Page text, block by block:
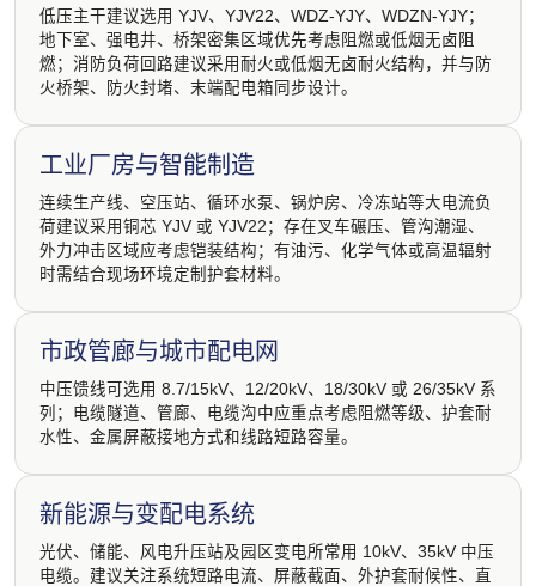
低压主干建议选用 YJV、YJV22、WDZ-YJY、WDZN-YJY；
地下室、强电井、桥架密集区域优先考虑阻燃或低烟无卤阻
燃；消防负荷回路建议采用耐火或低烟无卤耐火结构，并与防
火桥架、防火封堵、末端配电箱同步设计。
工业厂房与智能制造
连续生产线、空压站、循环水泵、锅炉房、冷冻站等大电流负
荷建议采用铜芯 YJV 或 YJV22；存在叉车碾压、管沟潮湿、
外力冲击区域应考虑铠装结构；有油污、化学气体或高温辐射
时需结合现场环境定制护套材料。
市政管廊与城市配电网
中压馈线可选用 8.7/15kV、12/20kV、18/30kV 或 26/35kV 系
列；电缆隧道、管廊、电缆沟中应重点考虑阻燃等级、护套耐
水性、金属屏蔽接地方式和线路短路容量。
新能源与变配电系统
光伏、储能、风电升压站及园区变电所常用 10kV、35kV 中压
电缆。建议关注系统短路电流、屏蔽截面、外护套耐候性、直